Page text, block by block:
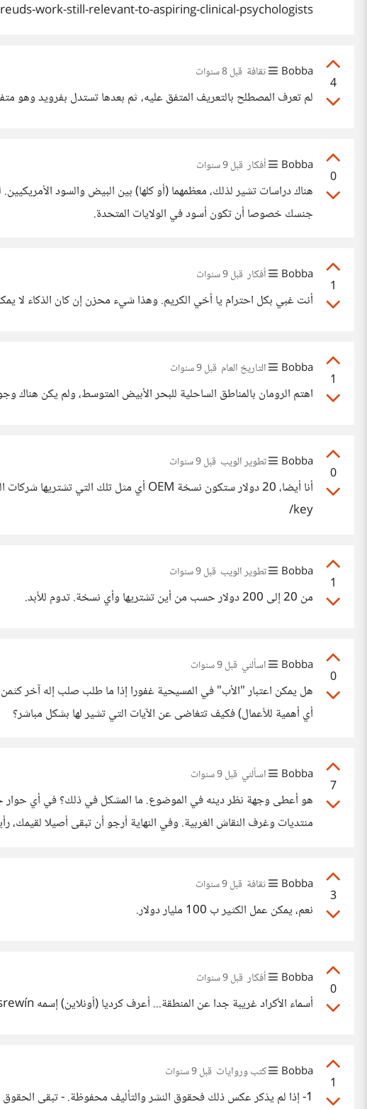
work-still-relevant-to-aspiring-clinical-psychologists
4
Bobba ثقافة قبل 8 سنوات
لم تعرف المصطلح بالتعريف المتفق عليه، ثم بعدها تستدل بفرويد وهو
0
Bobba أفكار قبل 9 سنوات
هناك دراسات تشير لذلك، معظمهما (أو كلها) بين البيض والسود
جنسك خصوصا أن تكون أسود في الولايات المتحدة.
1
Bobba أفكار قبل 9 سنوات
أنت غبي بكل احترام يا أخي الكريم. وهذا شيء محزن إن كان الذكاء لا
1
Bobba التاريخ العام قبل 9 سنوات
اهتم الرومان بالمناطق الساحلية للبحر الأبيض المتوسط، ولم يكن
0
Bobba تطوير الويب قبل 9 سنوات
key/
1
Bobba تطوير الويب قبل 9 سنوات
من 20 إلى 200 دولار حسب من أين تشتريها وأي نسخة. تدوم للأبد.
0
Bobba اسألني قبل 9 سنوات
أي أهمية للأعمال) فكيف تتغاضى عن الآيات التي تشير لها بشكل مباشر؟
7
Bobba اسألني قبل 9 سنوات
هو أعطى وجهة نظر دينه في الموضوع. ما المشكل في ذلك؟ في أي حوار
منتديات وغرف النقاش الغربية. وفي النهاية أرجو أن تبقى أصيلا لقيمك،
3
Bobba ثقافة قبل 9 سنوات
نعم، يمكن عمل الكثير ب 100 مليار دولار.
0
Bobba أفكار قبل 9 سنوات
أسماء الأكراد غريبة جدا عن المنطقة... أعرف كرديا (أونلاين) إسمه Keyxusrewín.
1
Bobba كتب وروايات قبل 9 سنوات